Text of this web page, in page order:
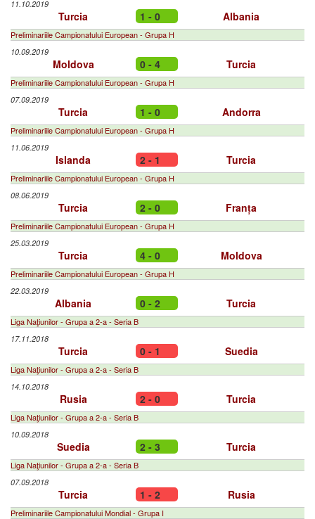
11.10.2019
Turcia 1 - 0 Albania
Preliminariile Campionatului European - Grupa H
10.09.2019
Moldova 0 - 4 Turcia
Preliminariile Campionatului European - Grupa H
07.09.2019
Turcia 1 - 0 Andorra
Preliminariile Campionatului European - Grupa H
11.06.2019
Islanda 2 - 1 Turcia
Preliminariile Campionatului European - Grupa H
08.06.2019
Turcia 2 - 0 Franța
Preliminariile Campionatului European - Grupa H
25.03.2019
Turcia 4 - 0 Moldova
Preliminariile Campionatului European - Grupa H
22.03.2019
Albania 0 - 2 Turcia
Liga Naţiunilor - Grupa a 2-a - Seria B
17.11.2018
Turcia 0 - 1 Suedia
Liga Naţiunilor - Grupa a 2-a - Seria B
14.10.2018
Rusia 2 - 0 Turcia
Liga Naţiunilor - Grupa a 2-a - Seria B
10.09.2018
Suedia 2 - 3 Turcia
Liga Naţiunilor - Grupa a 2-a - Seria B
07.09.2018
Turcia 1 - 2 Rusia
Preliminariile Campionatului Mondial - Grupa I